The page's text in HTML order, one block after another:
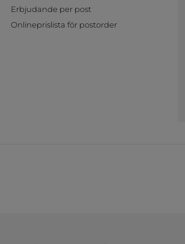
Erbjudande per post
Onlineprislista för postorder